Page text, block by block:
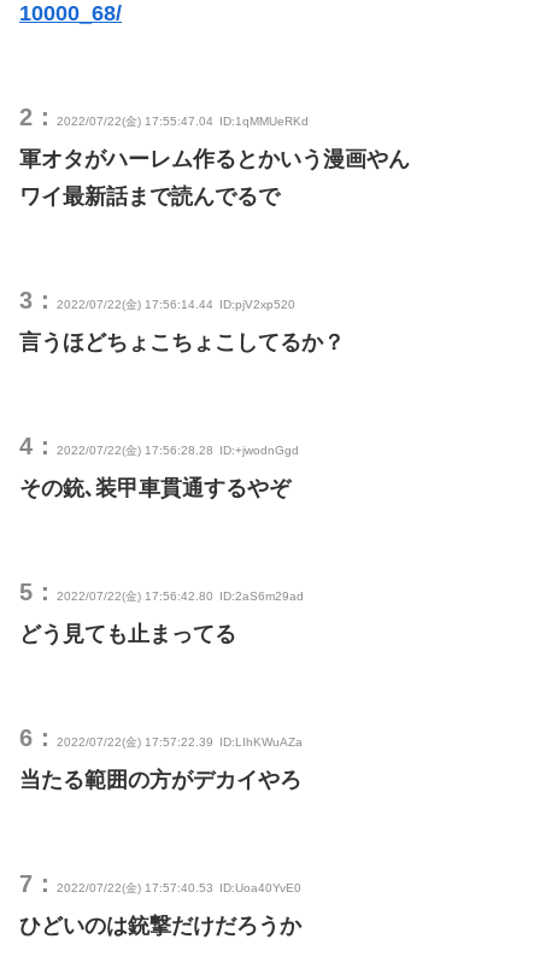
10000_68/
2： 2022/07/22(金) 17:55:47.04 ID:1qMMUeRKd
軍オタがハーレム作るとかいう漫画やん
ワイ最新話まで読んでるで
3： 2022/07/22(金) 17:56:14.44 ID:pjV2xp520
言うほどちょこちょこしてるか？
4： 2022/07/22(金) 17:56:28.28 ID:+jwodnGgd
その銃､装甲車貫通するやぞ
5： 2022/07/22(金) 17:56:42.80 ID:2aS6m29ad
どう見ても止まってる
6： 2022/07/22(金) 17:57:22.39 ID:LIhKWuAZa
当たる範囲の方がデカイやろ
7： 2022/07/22(金) 17:57:40.53 ID:Uoa40YvE0
ひどいのは銃撃だけだろうか